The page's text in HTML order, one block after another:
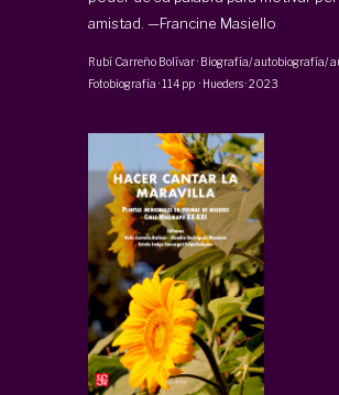
amistad. —Francine Masiello
Rubí Carreño Bolívar· Biografía/ autobiografía/
Fotobiografía ·114 pp · Hueders·2023